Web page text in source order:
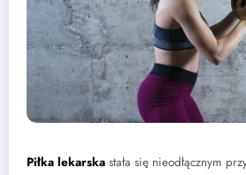
Piłka lekarska stała się nieodłącznym